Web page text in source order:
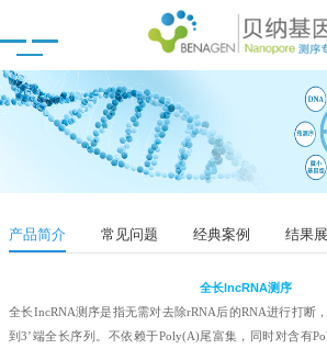
产品简介 常见问题 经典案例 结果
全长lncRNA测序
全长IncRNA测序是指无需对去除rRNA后的RNA进行打断
到3’端全长序列。不依赖于Poly(A)尾富集，同时对含有